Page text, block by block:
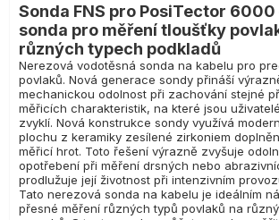
Sonda FNS pro PosiTector 6000
sonda pro měření tloušťky
různých typech podkladů
Nerezová vodotěsná sonda na kabelu pro
povlaků. Nová generace sondy přináší
mechanickou odolnost při zachování stejné
měřicích charakteristik, na které jsou
zvyklí. Nová konstrukce sondy využívá
plochu z keramiky zesílené zirkoniem
měřicí hrot. Toto řešení výrazně zvyšuje
opotřebení při měření drsných nebo
prodlužuje její životnost při intenzivním
Tato nerezová sonda na kabelu je ideálním
přesné měření různých typů povlaků na